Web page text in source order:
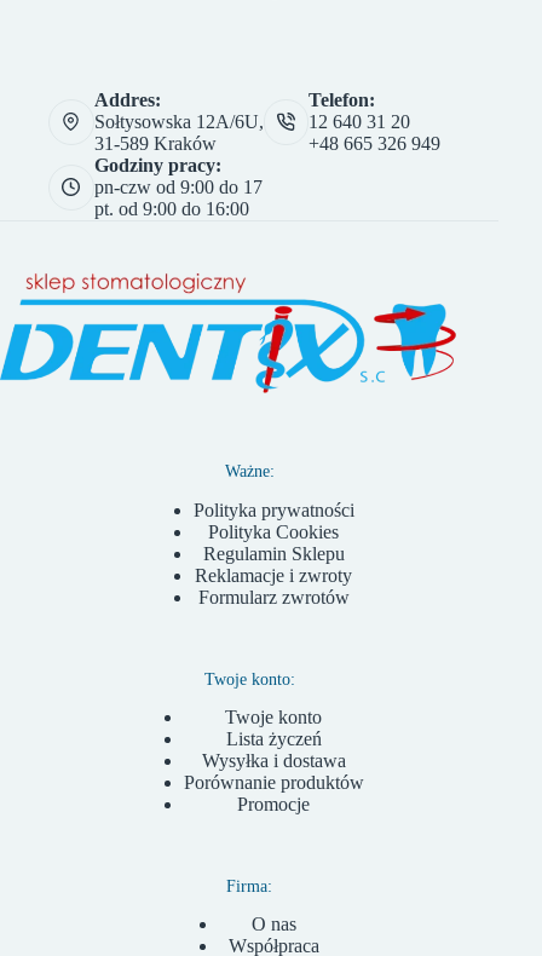
Addres:
Sołtysowska 12A/6U,
31-589 Kraków
Telefon:
12 640 31 20
+48 665 326 949
Godziny pracy:
pn-czw od 9:00 do 17
pt. od 9:00 do 16:00
Ważne:
Polityka prywatności
Polityka Cookies
Regulamin Sklepu
Reklamacje i zwroty
Formularz zwrotów
Twoje konto:
Twoje konto
Lista życzeń
Wysyłka i dostawa
Porównanie produktów
Promocje
Firma:
O nas
Współpraca